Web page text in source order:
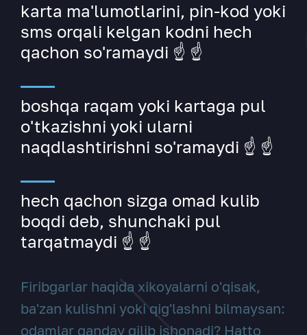
karta ma'lumotlarini, pin-kod yoki
sms orqali kelgan kodni hech
qachon so'ramaydi ☝️ ☝️
boshqa raqam yoki kartaga pul
o'tkazishni yoki ularni
naqdlashtirishni so'ramaydi ☝️ ☝️
hech qachon sizga omad kulib
boqdi deb, shunchaki pul
tarqatmaydi ☝️ ☝️
Firibgarlar haqida xikoyalarni o'qisak,
ba'zan kulishni yoki qig'lashni bilmaysan:
odamlar qanday qilib ishonadi? Hatto